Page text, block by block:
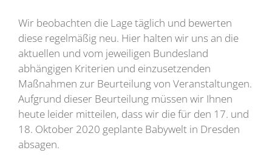
Wir beobachten die Lage täglich und bewerten
diese regelmäßig neu. Hier halten wir uns an die
aktuellen und vom jeweiligen Bundesland
abhängigen Kriterien und einzusetzenden
Maßnahmen zur Beurteilung von Veranstaltungen.
Aufgrund dieser Beurteilung müssen wir Ihnen
heute leider mitteilen, dass wir die für den 17. und
18. Oktober 2020 geplante Babywelt in Dresden
absagen.